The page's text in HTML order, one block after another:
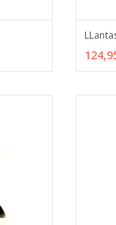
VER